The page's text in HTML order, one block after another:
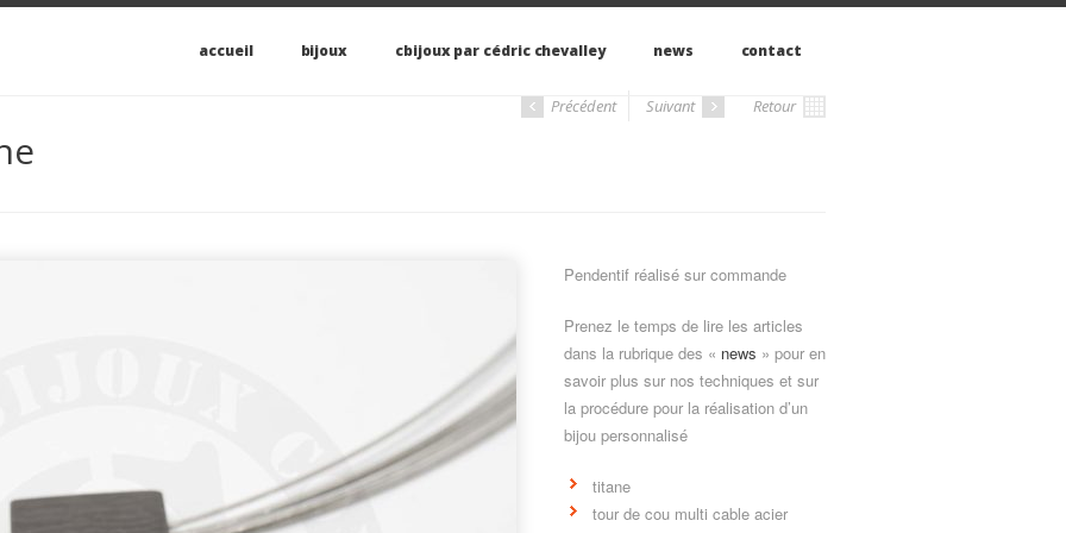
accueil bijoux cbijoux par cédric chevalley news contact
Précédent Suivant Retour
Pendentif réalisé sur commande
Prenez le temps de lire les articles
dans la rubrique des « news » pour en
savoir plus sur nos techniques et sur
la procédure pour la réalisation d’un
bijou personnalisé
titane
tour de cou multi cable acier